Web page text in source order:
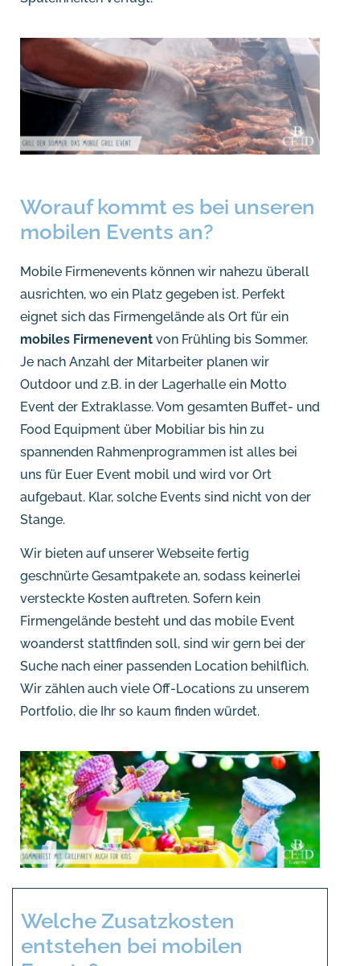
Worauf kommt es bei unseren
mobilen Events an?
Mobile Firmenevents können wir nahezu überall
ausrichten, wo ein Platz gegeben ist. Perfekt
eignet sich das Firmengelände als Ort für ein
mobiles Firmenevent von Frühling bis Sommer.
Je nach Anzahl der Mitarbeiter planen wir
Outdoor und z.B. in der Lagerhalle ein Motto
Event der Extraklasse. Vom gesamten Buffet- und
Food Equipment über Mobiliar bis hin zu
spannenden Rahmenprogrammen ist alles bei
uns für Euer Event mobil und wird vor Ort
aufgebaut. Klar, solche Events sind nicht von der
Stange.
Wir bieten auf unserer Webseite fertig
geschnürte Gesamtpakete an, sodass keinerlei
versteckte Kosten auftreten. Sofern kein
Firmengelände besteht und das mobile Event
woanderst stattfinden soll, sind wir gern bei der
Suche nach einer passenden Location behilflich.
Wir zählen auch viele Off-Locations zu unserem
Portfolio, die Ihr so kaum finden würdet.
Welche Zusatzkosten
entstehen bei mobilen